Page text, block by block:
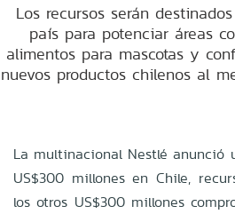
Los recursos serán
país para potenciar áreas
alimentos para mascotas y
nuevos productos chilenos al
La multinacional Nestlé anunció
US$300 millones en Chile,
los otros US$300 millones